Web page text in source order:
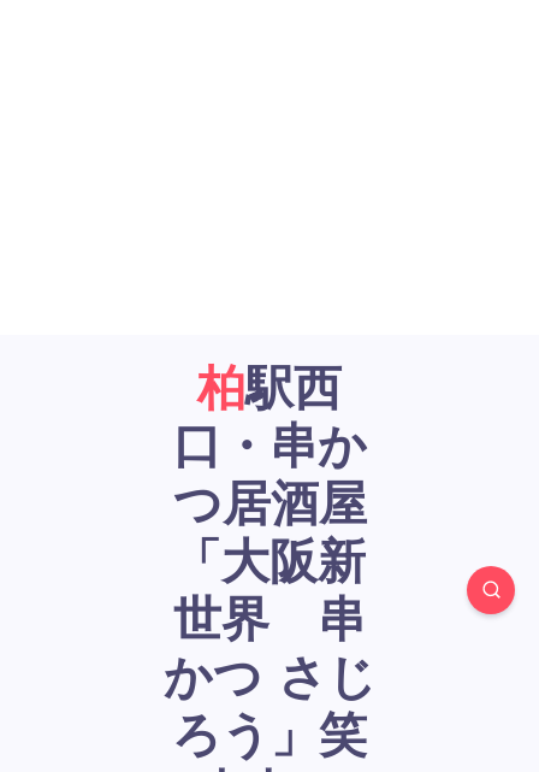
柏駅西
口・串か
つ居酒屋
「大阪新
世界 串
かつ さじ
ろう」笑